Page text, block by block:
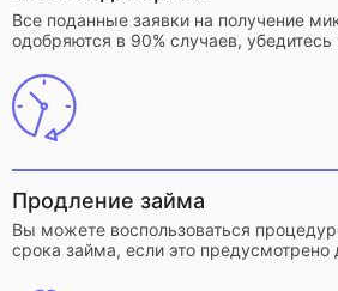
Все поданные заявки на получение
одобряются в 90% случаев,
Продление займа
Вы можете воспользоваться
срока займа, если это предусмотрено